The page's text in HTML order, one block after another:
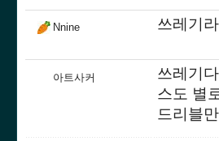
Nnine 쓰레기
아트사커
쓰레기
스도 별
드리블